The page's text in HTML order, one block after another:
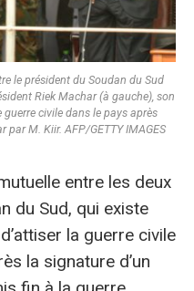
le président du Soudan du Sud
Riek Machar (à gauche), son
civile dans le pays après
par M. Kiir. AFP/GETTY IMAGES
entre les deux
du Sud, qui existe
la guerre civile
la signature d’un